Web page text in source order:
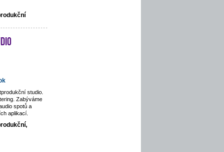
studio.
Zabýváme
spotů a
aplikací.